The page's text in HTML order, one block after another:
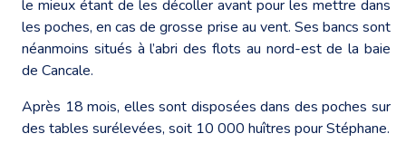
le mieux étant de les décoller avant pour les mettre dans
les poches, en cas de grosse prise au vent. Ses bancs sont
néanmoins situés à l’abri des flots au nord-est de la baie
de Cancale.
Après 18 mois, elles sont disposées dans des poches sur
des tables surélevées, soit 10 000 huîtres pour Stéphane.